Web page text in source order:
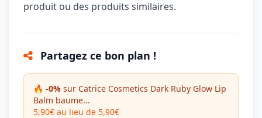
produit ou des produits similaires.
Partagez ce bon plan !
🔥 -0% sur Catrice Cosmetics Dark Ruby Glow Lip
Balm baume...
5,90€ au lieu de 5,90€